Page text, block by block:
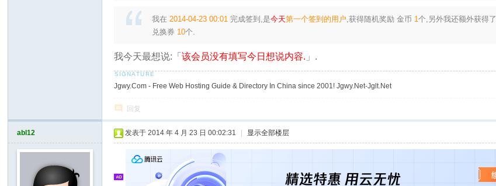
我在 2014-04-23 00:01 完成签到,是今天第一个签到的用户,获得随机奖励金币 1个,另外我还额外获得了
兑换券 10个.
我今天最想说:「该会员没有填写今日想说内容. 」.
Jgwy.Com - Free Web Hosting Guide & Directory In China since 2001! Jgwy.Net-Jglt.Net
回复
abl12 发表于 2014 年 4 月 23 日 00:02:31 显示全部楼层